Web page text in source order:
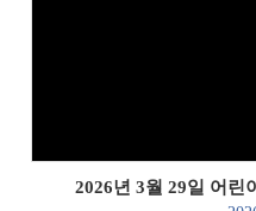
2026년 3월 29일 어린